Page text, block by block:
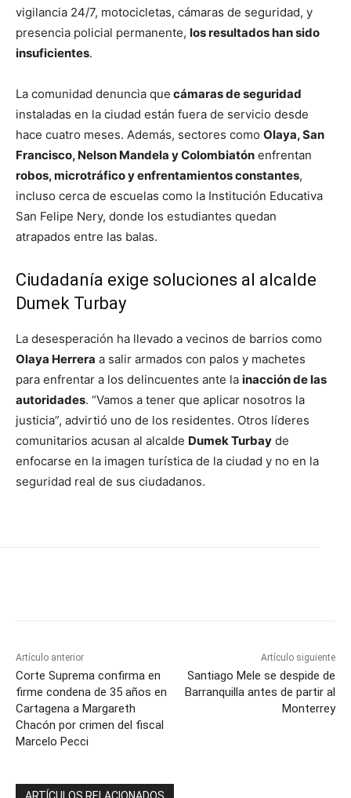
vigilancia 24/7, motocicletas, cámaras de seguridad, y
presencia policial permanente, los resultados han sido
insuficientes.
La comunidad denuncia que cámaras de seguridad
instaladas en la ciudad están fuera de servicio desde
hace cuatro meses. Además, sectores como Olaya, San
Francisco, Nelson Mandela y Colombiatón enfrentan
robos, microtráfico y enfrentamientos constantes,
incluso cerca de escuelas como la Institución Educativa
San Felipe Nery, donde los estudiantes quedan
atrapados entre las balas.
Ciudadanía exige soluciones al alcalde
Dumek Turbay
La desesperación ha llevado a vecinos de barrios como
Olaya Herrera a salir armados con palos y machetes
para enfrentar a los delincuentes ante la inacción de las
autoridades. “Vamos a tener que aplicar nosotros la
justicia”, advirtió uno de los residentes. Otros líderes
comunitarios acusan al alcalde Dumek Turbay de
enfocarse en la imagen turística de la ciudad y no en la
seguridad real de sus ciudadanos.
Artículo anterior
Corte Suprema confirma en
firme condena de 35 años en
Cartagena a Margareth
Chacón por crimen del fiscal
Marcelo Pecci
Artículo siguiente
Santiago Mele se despide de
Barranquilla antes de partir al
Monterrey